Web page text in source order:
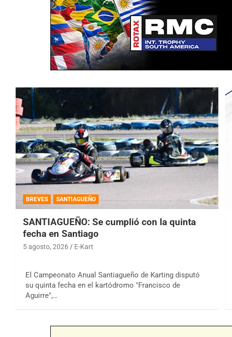
BREVES SANTIAGUEÑO
SANTIAGUEÑO: Se cumplió con la quinta
fecha en Santiago
5 agosto, 2026 E-Kart
El Campeonato Anual Santiagueño de Karting disputó
su quinta fecha en el kartódromo "Francisco de
Aguirre",…